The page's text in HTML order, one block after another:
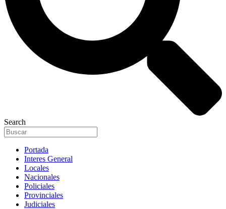
Search
Portada
Interes General
Locales
Nacionales
Policiales
Provinciales
Judiciales